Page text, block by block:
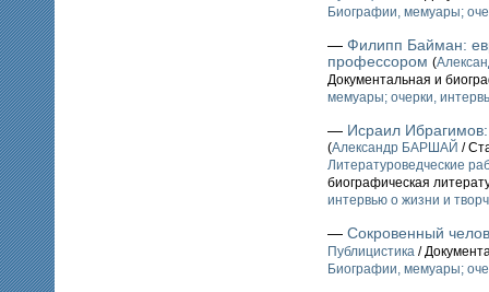
Биографии, мемуары;
— Филипп Байман:
профессором (
Документальная и
мемуары; очерки,
— Исраил
(Александр БАРШАЙ /
Литературоведческие
биографическая
интервью о жизни и
— Сокровенный
Публицистика /
Биографии, мемуары;